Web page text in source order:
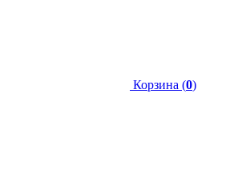
Корзина (0)